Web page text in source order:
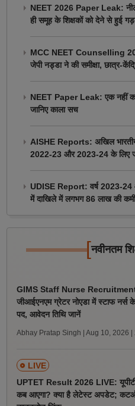
NEET 2026 Paper Leak:
ही समूह के शिक्षकों को देने से हुई
MCC NEET Counselling
जेपी नड्डा ने की समीक्षा, छात्र-
NEET Paper Leak: एक नहीं
जानिए काला सच
AISHE Reports: अखिल भारतीय
2022-23 और 2023-24 के लिए
UDISE Report: वर्ष 2023-24
में दाखिले में लगभग 86 लाख की
[नवीनतम
GIMS Staff Nurse
जीआईएनएम ग्रेटर नोएडा में स्टाफ नर्स
पद, आवेदन तिथि जानें
Abhay Pratap Singh | Aug 10, 2026
LIVE
UPTET Result 2026 LIVE:
कब आएगा? क्या है लेटेस्ट अपडेट;